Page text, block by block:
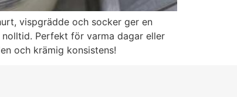
vispgrädde och socker ger en
Perfekt för varma dagar eller
och krämig konsistens!